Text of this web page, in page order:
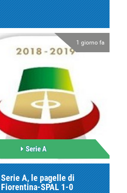
1 giorno fa
Serie A
Serie A, le pagelle di
Fiorentina-SPAL 1-0